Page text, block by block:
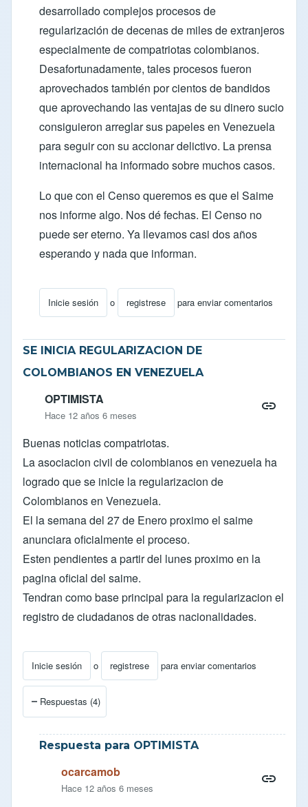
desarrollado complejos procesos de
regularización de decenas de miles de extranjeros
especialmente de compatriotas colombianos.
Desafortunadamente, tales procesos fueron
aprovechados también por cientos de bandidos
que aprovechando las ventajas de su dinero sucio
consiguieron arreglar sus papeles en Venezuela
para seguir con su accionar delictivo. La prensa
internacional ha informado sobre muchos casos.
Lo que con el Censo queremos es que el Saime
nos informe algo. Nos dé fechas. El Censo no
puede ser eterno. Ya llevamos casi dos años
esperando y nada que informan.
Inicie sesión o registrese para enviar comentarios
En respuesta a REGISTRO DE CIUDADANOS DE
SE INICIA REGULARIZACION DE
COLOMBIANOS EN VENEZUELA
OPTIMISTA
Hace 12 años 6 meses
Buenas noticias compatriotas.
La asociacion civil de colombianos en venezuela ha
logrado que se inicie la regularizacion de
Colombianos en Venezuela.
El la semana del 27 de Enero proximo el saime
anunciara oficialmente el proceso.
Esten pendientes a partir del lunes proximo en la
pagina oficial del saime.
Tendran como base principal para la regularizacion el
registro de ciudadanos de otras nacionalidades.
Inicie sesión o registrese para enviar comentarios
Respuestas (4)
Respuesta para OPTIMISTA
ocarcamob
Hace 12 años 6 meses